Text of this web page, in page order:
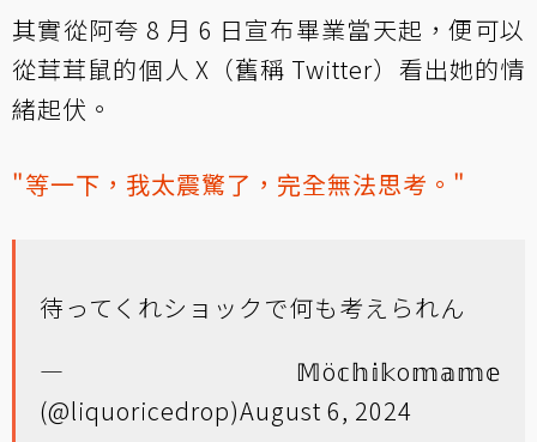
其實從阿夸 8 月 6 日宣布畢業當天起，便可以
從茸茸鼠的個人 X（舊稱 Twitter）看出她的情
緒起伏。
"等一下，我太震驚了，完全無法思考。"
待ってくれショックで何も考えられん
— 𝕄ö𝕔𝕙𝕚𝕜o𝕞𝕒𝕞𝕖
(@liquoricedrop)August 6, 2024